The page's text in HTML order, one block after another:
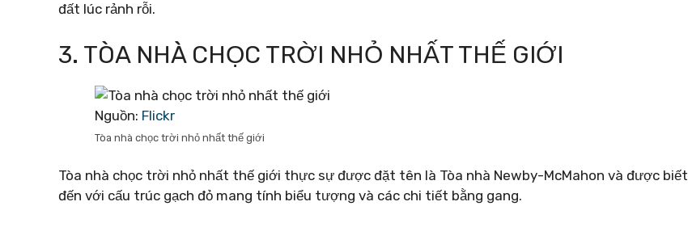
đất lúc rảnh rỗi.
3. TÒA NHÀ CHỌC TRỜI NHỎ NHẤT THẾ GIỚI
Nguồn: Flickr
Tòa nhà chọc trời nhỏ nhất thế giới
Tòa nhà chọc trời nhỏ nhất thế giới thực sự được đặt tên là Tòa nhà Newby-McMahon và được biết
đến với cấu trúc gạch đỏ mang tính biểu tượng và các chi tiết bằng gang.